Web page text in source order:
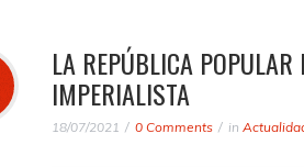
LA REPÚBLICA POPULAR
IMPERIALISTA
18/07/2021 0 Comments in